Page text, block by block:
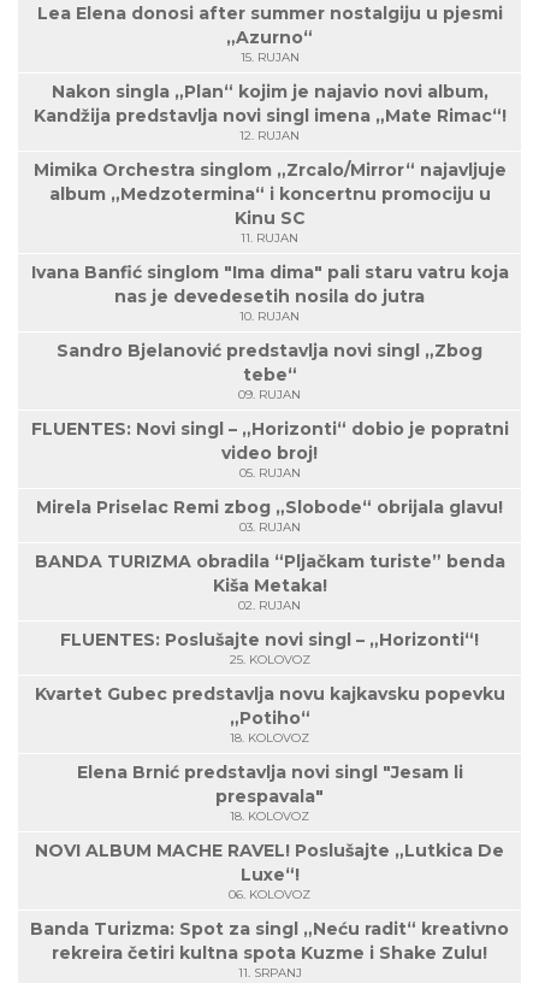
Lea Elena donosi after summer nostalgiju u pjesmi
„Azurno“
15. RUJAN
Nakon singla „Plan“ kojim je najavio novi album,
Kandžija predstavlja novi singl imena „Mate Rimac“!
12. RUJAN
Mimika Orchestra singlom „Zrcalo/Mirror“ najavljuje
album „Medzotermina“ i koncertnu promociju u
Kinu SC
11. RUJAN
Ivana Banfić singlom "Ima dima" pali staru vatru koja
nas je devedesetih nosila do jutra
10. RUJAN
Sandro Bjelanović predstavlja novi singl „Zbog
tebe“
09. RUJAN
FLUENTES: Novi singl – „Horizonti“ dobio je popratni
video broj!
05. RUJAN
Mirela Priselac Remi zbog „Slobode“ obrijala glavu!
03. RUJAN
BANDA TURIZMA obradila “Pljačkam turiste” benda
Kiša Metaka!
02. RUJAN
FLUENTES: Poslušajte novi singl – „Horizonti“!
25. KOLOVOZ
Kvartet Gubec predstavlja novu kajkavsku popevku
„Potiho“
18. KOLOVOZ
Elena Brnić predstavlja novi singl "Jesam li
prespavala"
18. KOLOVOZ
NOVI ALBUM MACHE RAVEL! Poslušajte „Lutkica De
Luxe“!
06. KOLOVOZ
Banda Turizma: Spot za singl „Neću radit“ kreativno
rekreira četiri kultna spota Kuzme i Shake Zulu!
11. SRPANJ